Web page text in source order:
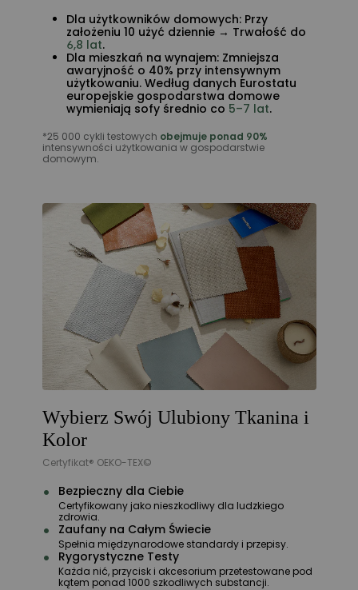
Dla użytkowników domowych: Przy
założeniu 10 użyć dziennie → Trwałość do
6,8 lat.
Dla mieszkań na wynajem: Zmniejsza
awaryjność o 40% przy intensywnym
użytkowaniu. Według danych Eurostatu
europejskie gospodarstwa domowe
wymieniają sofy średnio co 5–7 lat.
*25 000 cykli testowych obejmuje ponad 90%
intensywności użytkowania w gospodarstwie
domowym.
Wybierz Swój Ulubiony Tkanina i
Kolor
Certyfikat® OEKO-TEX©
Bezpieczny dla Ciebie
Certyfikowany jako nieszkodliwy dla ludzkiego
zdrowia.
Zaufany na Całym Świecie
Spełnia międzynarodowe standardy i przepisy.
Rygorystyczne Testy
Każda nić, przycisk i akcesorium przetestowane pod
kątem ponad 1000 szkodliwych substancji.